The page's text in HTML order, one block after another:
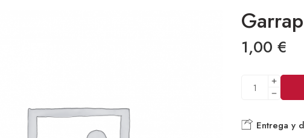
1,00 €
Alternative:
Entrega y